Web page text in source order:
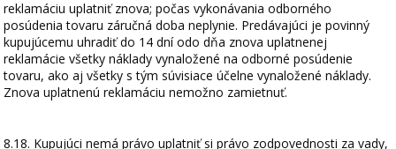
reklamáciu uplatniť znova; počas vykonávania odborného
posúdenia tovaru záručná doba neplynie. Predávajúci je povinný
kupujúcemu uhradiť do 14 dní odo dňa znova uplatnenej
reklamácie všetky náklady vynaložené na odborné posúdenie
tovaru, ako aj všetky s tým súvisiace účelne vynaložené náklady.
Znova uplatnenú reklamáciu nemožno zamietnuť.
8.18. Kupujúci nemá právo uplatniť si právo zodpovednosti za vady,